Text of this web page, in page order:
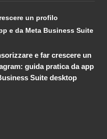
e far crescere un
guida pratica da app
Suite desktop